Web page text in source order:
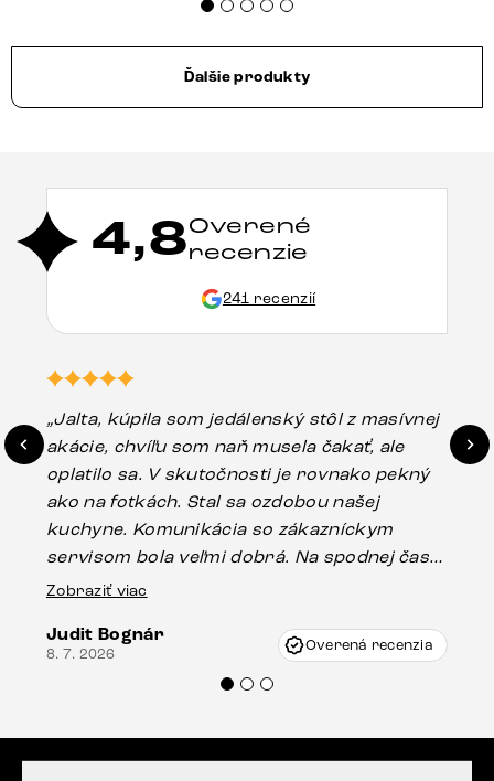
Ďalšie produkty
4,8Overené
recenzie
241 recenzií
„Jalta, kúpila som jedálenský stôl z masívnej
akácie, chvíľu som naň musela čakať, ale
oplatilo sa. V skutočnosti je rovnako pekný
ako na fotkách. Stal sa ozdobou našej
kuchyne. Komunikácia so zákazníckym
servisom bola veľmi dobrá. Na spodnej časti
stola bolo malé poškodenie, pravdepodobne
Vincze pri riešení mojej záležitosti pristúpili
veľmi korektne. Odporúčam produkty Delife
Zobraziť viac
Judit Bognár
8. 7. 2026 Overená recenzia